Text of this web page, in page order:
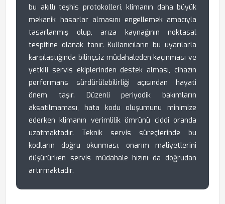
bu akıllı teşhis protokolleri, klimanın daha büyük
mekanik hasarlar almasını engellemek amacıyla
tasarlanmış olup, arıza kaynağının noktasal
tespitine olanak tanır. Kullanıcıların bu uyarılarla
karşılaştığında bilinçsiz müdahaleden kaçınması ve
yetkili servis ekiplerinden destek alması, cihazın
performans sürdürülebilirliği açısından hayati
önem taşır. Düzenli periyodik bakımların
aksatılmaması, hata kodu oluşumunu minimize
ederken klimanın verimlilik ömrünü ciddi oranda
uzatmaktadır. Teknik servis süreçlerinde bu
kodların doğru okunması, onarım maliyetlerini
düşürürken servis müdahale hızını da doğrudan
artırmaktadır.